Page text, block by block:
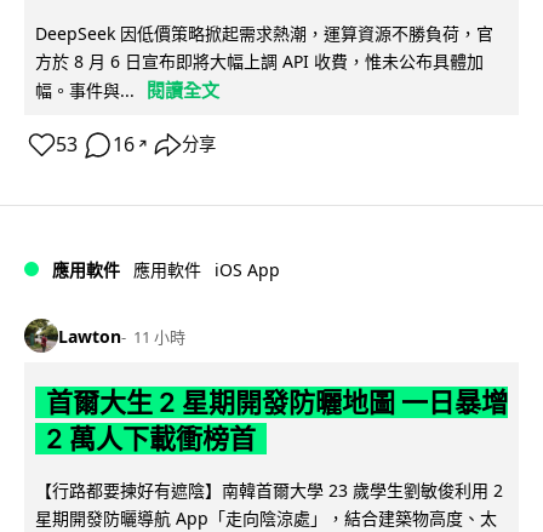
DeepSeek 因低價策略掀起需求熱潮，運算資源不勝負荷，官
方於 8 月 6 日宣布即將大幅上調 API 收費，惟未公布具體加
幅。事件與...
閱讀全文
53 16 ↗ 分享
應用軟件 應用軟件 iOS App
Lawton 11 小時
首爾大生 2 星期開發防曬地圖 一日暴增
2 萬人下載衝榜首
【行路都要揀好有遮陰】南韓首爾大學 23 歲學生劉敏俊利用 2
星期開發防曬導航 App「走向陰涼處」，結合建築物高度、太